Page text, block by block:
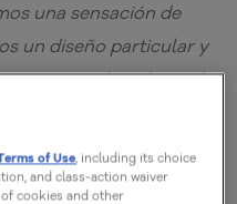
una sensación de
un diseño particular y
eso… ¿te has detenido
dispositivos […]
of Use, including its choice
and class-action waiver
cookies and other